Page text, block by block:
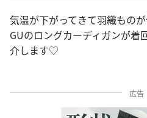
気温が下がってきて羽織もの
GUのロングカーディガンが着
介します♡
広告